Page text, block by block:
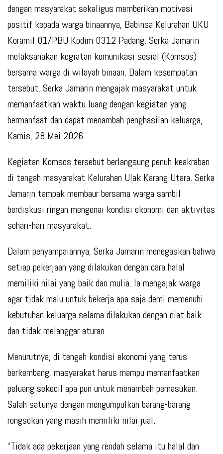
dengan masyarakat sekaligus memberikan motivasi
positif kepada warga binaannya, Babinsa Kelurahan UKU
Koramil 01/PBU Kodim 0312 Padang, Serka Jamarin
melaksanakan kegiatan komunikasi sosial (Komsos)
bersama warga di wilayah binaan. Dalam kesempatan
tersebut, Serka Jamarin mengajak masyarakat untuk
memanfaatkan waktu luang dengan kegiatan yang
bermanfaat dan dapat menambah penghasilan keluarga,
Kamis, 28 Mei 2026.
Kegiatan Komsos tersebut berlangsung penuh keakraban
di tengah masyarakat Kelurahan Ulak Karang Utara. Serka
Jamarin tampak membaur bersama warga sambil
berdiskusi ringan mengenai kondisi ekonomi dan aktivitas
sehari-hari masyarakat.
Dalam penyampaiannya, Serka Jamarin menegaskan bahwa
setiap pekerjaan yang dilakukan dengan cara halal
memiliki nilai yang baik dan mulia. Ia mengajak warga
agar tidak malu untuk bekerja apa saja demi memenuhi
kebutuhan keluarga selama dilakukan dengan niat baik
dan tidak melanggar aturan.
Menurutnya, di tengah kondisi ekonomi yang terus
berkembang, masyarakat harus mampu memanfaatkan
peluang sekecil apa pun untuk menambah pemasukan.
Salah satunya dengan mengumpulkan barang-barang
rongsokan yang masih memiliki nilai jual.
“Tidak ada pekerjaan yang rendah selama itu halal dan